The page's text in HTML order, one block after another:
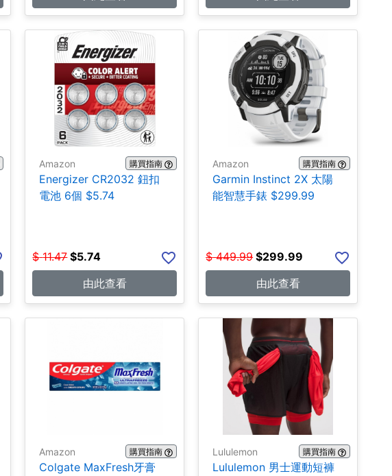
Amazon 購買指南
Energizer CR2032 鈕扣
電池 6個 $5.74
$ 11.47 $5.74
由此查看
Amazon 購買指南
Garmin Instinct 2X 太陽
能智慧手錶 $299.99
$ 449.99 $299.99
由此查看
Amazon 購買指南
Colgate MaxFresh牙膏
Lululemon 購買指南
Lululemon 男士運動短褲